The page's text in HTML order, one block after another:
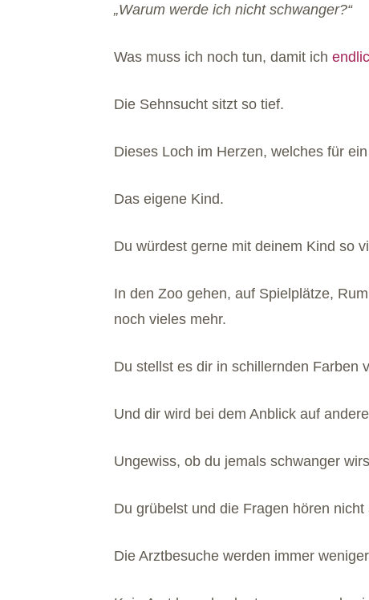
„Warum werde ich nicht schwanger?“
Was muss ich noch tun, damit ich
Die Sehnsucht sitzt so tief.
Dieses Loch im Herzen, welches für
Das eigene Kind.
Du würdest gerne mit deinem Kind so
In den Zoo gehen, auf Spielplätze,
noch vieles mehr.
Du stellst es dir in schillernden Farben
Und dir wird bei dem Anblick auf
Ungewiss, ob du jemals schwanger
Du grübelst und die Fragen hören nicht
Die Arztbesuche werden immer